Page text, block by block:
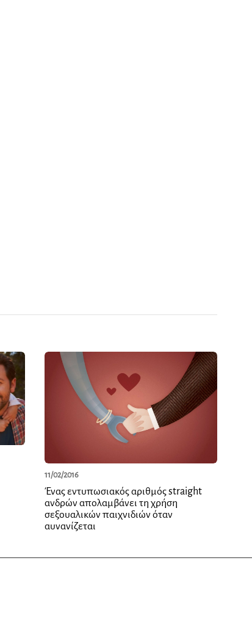
11/02/2016
Ένας εντυπωσιακός αριθμός straight
ανδρών απολαμβάνει τη χρήση
σεξουαλικών παιχνιδιών όταν
αυνανίζεται